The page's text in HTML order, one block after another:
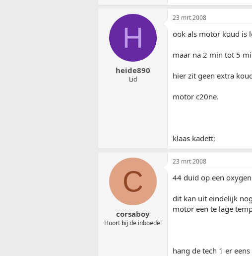
H
heide890
Lid
23 mrt 2008
ook als motor koud is
maar na 2 min tot 5
hier zit geen extra
motor c20ne.
klaas kadett;
C
corsaboy
Hoort bij de inboedel
23 mrt 2008
44 duid op een
dit kan uit eindelijk
motor een te lage
hang de tech 1 er